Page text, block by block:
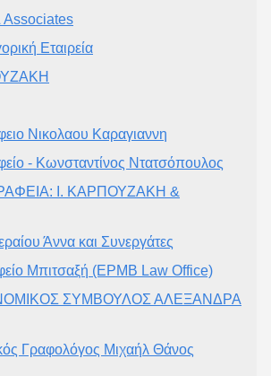
Associates
Εταιρεία
Νικολαου Καραγιαννη
- Κωνσταντίνος Ντατσόπουλος
Ι. ΚΑΡΠΟΥΖΑΚΗ &
Άννα και Συνεργάτες
Μπιτσαξή (EPMB Law Office)
ΣΥΜΒΟΥΛΟΣ ΑΛΕΞΑΝΔΡΑ
Γραφολόγος Μιχαήλ Θάνος